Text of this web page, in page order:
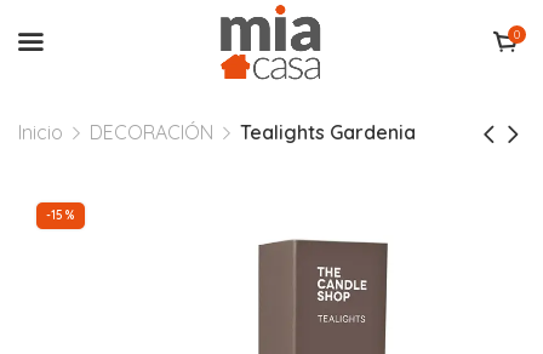
0
Inicio DECORACIÓN Tealights Gardenia
-15%